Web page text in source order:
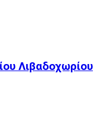
Λιβαδοχωρίου